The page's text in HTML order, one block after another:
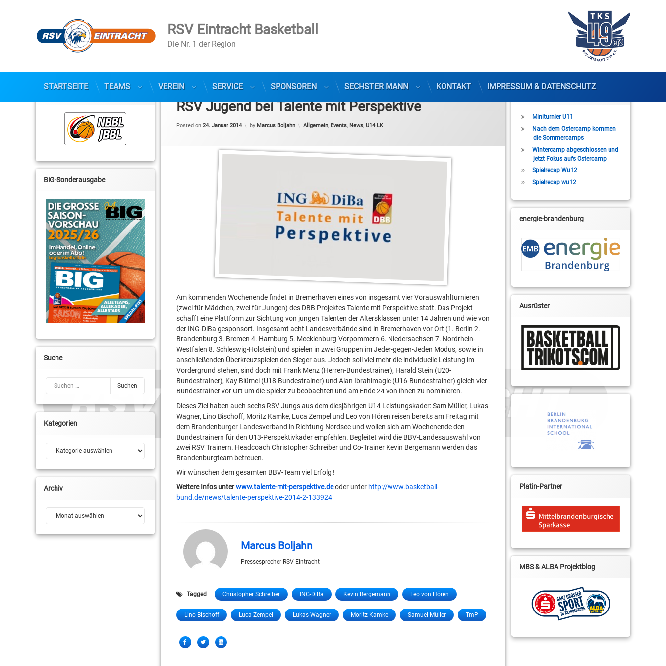
RSV Eintracht Basketball
Die Nr. 1 der Region
STARTSEITE TEAMS VEREIN SERVICE SPONSOREN SECHSTER MANN KONTAKT IMPRESSUM & DATENSCHUTZ
RSV Jugend bei Talente mit Perspektive
Posted on 24. Januar 2014 by Marcus Boljahn Categories:
Allgemein, Events, News, U14 LK
Am kommenden Wochenende findet in Bremerhaven eines von insgesamt vier Vorauswahlturnieren
(zwei für Mädchen, zwei für Jungen) des DBB Projektes Talente mit Perspektive statt. Das Projekt
schafft eine Plattform zur Sichtung von jungen Talenten der Altersklassen unter 14 Jahren und wie von
der ING-DiBa gesponsort. Insgesamt acht Landesverbände sind in Bremerhaven vor Ort (1. Berlin 2.
Brandenburg 3. Bremen 4. Hamburg 5. Mecklenburg-Vorpommern 6. Niedersachsen 7. Nordrhein-
Westfalen 8. Schleswig-Holstein) und spielen in zwei Gruppen im Jeder-gegen-Jeden Modus, sowie in
anschließenden Überkreuzspielen den Sieger aus. Jedoch soll viel mehr die individuelle Leistung im
Vordergrund stehen, sind doch mit Frank Menz (Herren-Bundestrainer), Harald Stein (U20-
Bundestrainer), Kay Blümel (U18-Bundestrainer) und Alan Ibrahimagic (U16-Bundestrainer) gleich vier
Bundestrainer vor Ort um die Spieler zu beobachten und am Ende 24 von ihnen zu nominieren.
Dieses Ziel haben auch sechs RSV Jungs aus dem diesjährigen U14 Leistungskader: Sam Müller, Lukas
Wagner, Lino Bischoff, Moritz Kamke, Luca Zempel und Leo von Hören reisen bereits am Freitag mit
dem Brandenburger Landesverband in Richtung Nordsee und wollen sich am Wochenende den
Bundestrainern für den U13-Perspektivkader empfehlen. Begleitet wird die BBV-Landesauswahl von
zwei RSV Trainern. Headcoach Christopher Schreiber und Co-Trainer Kevin Bergemann werden das
Brandenburgteam betreuen.
Wir wünschen dem gesamten BBV-Team viel Erfolg !
Weitere Infos unterwww.talente-mit-perspektive.deoder unter http://www.basketball-
bund.de/news/talente-perspektive-2014-2-133924
Marcus Boljahn
Pressesprecher RSV Eintracht
Tagged Christopher Schreiber ING-DiBa Kevin Bergemann Leo von Hören
Lino Bischoff Luca Zempel Lukas Wagner Moritz Kamke Samuel Müller TmP
Share
this!
FacebookTwitterLinkedIn
BiG-Sonderausgabe
Suche
Kategorien
Kategorien
Archiv
Archiv
Miniturnier U11
Nach dem Ostercamp kommen
die Sommercamps
Wintercamp abgeschlossen und
jetzt Fokus aufs Ostercamp
Spielrecap Wu12
Spielrecap wu12
energie-brandenburg
Ausrüster
Platin-Partner
MBS & ALBA Projektblog